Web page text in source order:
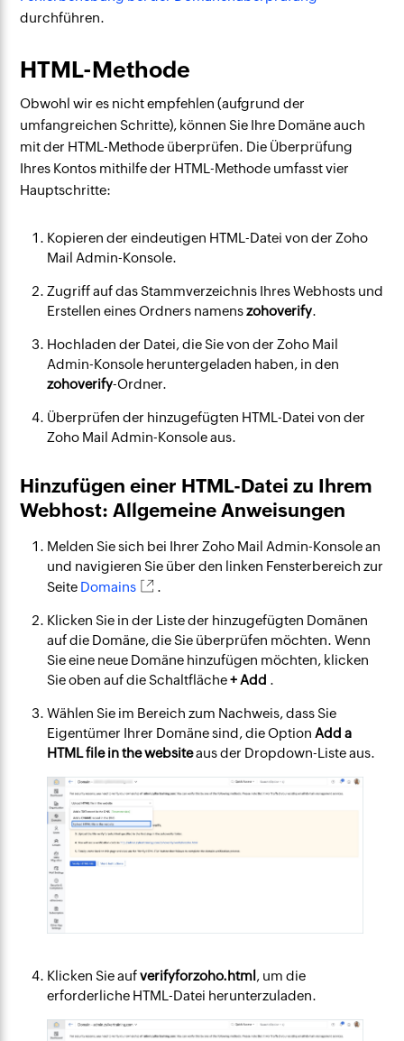
durchführen.
HTML-Methode
Obwohl wir es nicht empfehlen (aufgrund der
umfangreichen Schritte), können Sie Ihre Domäne auch
mit der HTML-Methode überprüfen. Die Überprüfung
Ihres Kontos mithilfe der HTML-Methode umfasst vier
Hauptschritte:
Kopieren der eindeutigen HTML-Datei von der Zoho
Mail Admin-Konsole.
Zugriff auf das Stammverzeichnis Ihres Webhosts und
Erstellen eines Ordners namenszohoverify.
Hochladen der Datei, die Sie von der Zoho Mail
Admin-Konsole heruntergeladen haben, in den
zohoverify-Ordner.
Überprüfen der hinzugefügten HTML-Datei von der
Zoho Mail Admin-Konsole aus.
Hinzufügen einer HTML-Datei zu Ihrem
Webhost: Allgemeine Anweisungen
Melden Sie sich bei Ihrer Zoho Mail Admin-Konsole an
und navigieren Sie über den linken Fensterbereich zur
Seite Domains .
Klicken Sie in der Liste der hinzugefügten Domänen
auf die Domäne, die Sie überprüfen möchten. Wenn
Sie eine neue Domäne hinzufügen möchten, klicken
Sie oben auf die Schaltfläche+ Add .
Wählen Sie im Bereich zum Nachweis, dass Sie
Eigentümer Ihrer Domäne sind, die OptionAdd a
HTML file in the websiteaus der Dropdown-Liste aus.
Klicken Sie aufverifyforzoho.html , um die
erforderliche HTML-Datei herunterzuladen.